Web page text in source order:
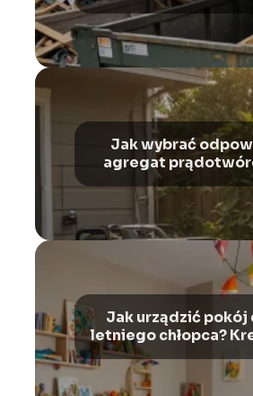
Jak wybrać
agregat
Jak urządzić pokój
letniego chłopca?